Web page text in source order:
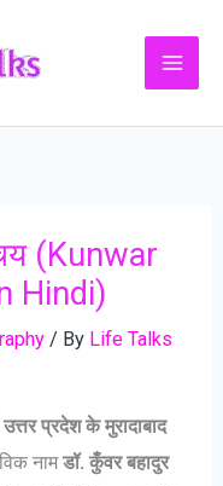
(Kunwar
Hindi)
/ By Life Talks
उत्तर प्रदेश के मुरादाबाद
नामडॉ. कुँवर बहादुर